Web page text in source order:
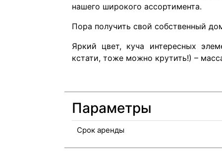
нашего широкого ассортимента.
Пора получить свой собственный
Яркий цвет, куча интересных
кстати, тоже можно крутить!) –
Параметры
Срок аренды